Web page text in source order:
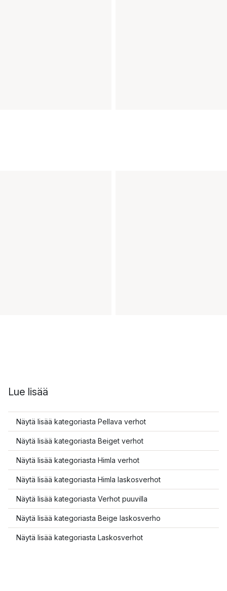
Lue lisää
Näytä lisää kategoriasta Pellava verhot
Näytä lisää kategoriasta Beiget verhot
Näytä lisää kategoriasta Himla verhot
Näytä lisää kategoriasta Himla laskosverhot
Näytä lisää kategoriasta Verhot puuvilla
Näytä lisää kategoriasta Beige laskosverho
Näytä lisää kategoriasta Laskosverhot